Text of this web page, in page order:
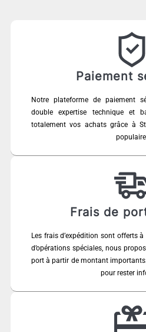
Paiement
Notre plateforme de paiement
double expertise technique et
totalement vos achats grâce à
Frais de
Les frais d’expédition sont offerts
d’opérations spéciales, nous
port à partir de montant
pour rester